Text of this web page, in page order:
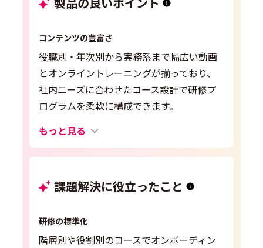
コンテンツの豊富さ
役職別・年次別から実務系まで幅広い動画
とオンライントレーニングが揃っており、
社内ニーズに合わせたコース設計で研修プ
ログラムを柔軟に構成できます。
もっと見る
課題解決に役立ったこと
研修の標準化
階層別や役割別のコースでオンボーディン